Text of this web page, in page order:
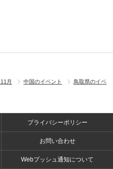
月 中国のイベント
鳥取県のイベ
プライバシーポリシー
お問い合わせ
Webプッシュ通知について